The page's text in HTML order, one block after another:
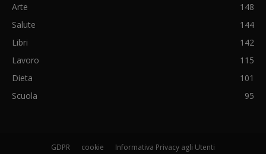
Arte
148
Salute
144
Libri
142
Lavoro
115
Dieta
101
Scuola
95
GDPR cookie Informativa Privacy agli Utenti